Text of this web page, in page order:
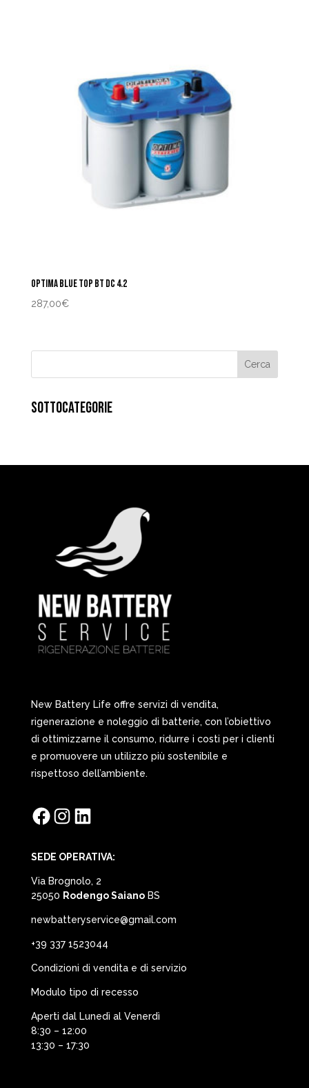
OPTIMA BLUE TOP BT DC 4.2
287,00€
SOTTOCATEGORIE
New Battery Life offre servizi di vendita,
rigenerazione e noleggio di batterie, con l’obiettivo
di ottimizzarne il consumo, ridurre i costi per i clienti
e promuovere un utilizzo più sostenibile e
rispettoso dell’ambiente.
FacebookInstagramLinkedIn
SEDE OPERATIVA:
Via Brognolo, 2
25050 Rodengo SaianoBS
newbatteryservice@gmail.com
+39 337 1523044
Condizioni di vendita e di servizio
Modulo tipo di recesso
Aperti dal Lunedì al Venerdì
8:30 – 12:00
13:30 – 17:30